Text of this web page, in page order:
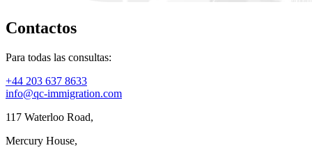
Contactos
Para todas las consultas:
+44 203 637 8633
info@qc-immigration.com
117 Waterloo Road,
Mercury House,